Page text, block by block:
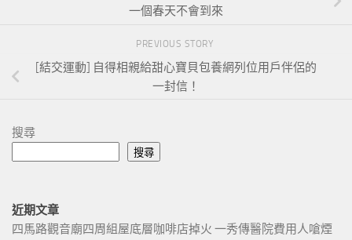
一個春天不會到來
PREVIOUS STORY
[結交運動] 自得相親給甜心寶貝包養網列位用戶伴侶的
一封信！
搜尋
搜尋
近期文章
四馬路觀音廟四周組屋底層咖啡店掉火 一秀傳醫院費用人嗆煙